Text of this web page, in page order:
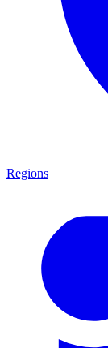
Regions